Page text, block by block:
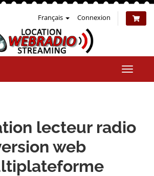
Français Connexion
la
lecteur radio
web